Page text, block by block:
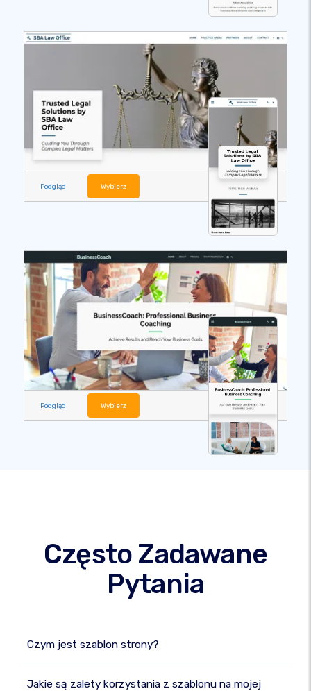
Podgląd Wybierz
Podgląd Wybierz
Często Zadawane
Pytania
Czym jest szablon strony?
Jakie są zalety korzystania z szablonu na mojej